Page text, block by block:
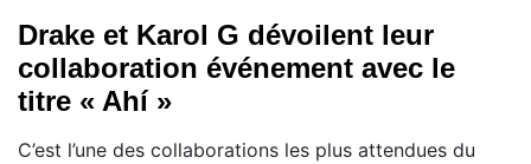
Drake et Karol G dévoilent leur
collaboration événement avec le
titre « Ahí »
C’est l’une des collaborations les plus attendues du